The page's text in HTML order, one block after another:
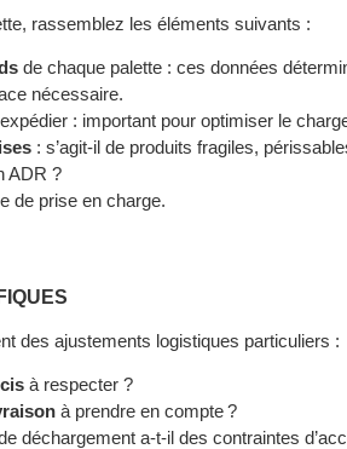
rassemblez les éléments suivants :
de chaque palette : ces données
nécessaire.
: important pour optimiser le
: s’agit-il de produits fragiles,
ADR ?
de prise en charge.
des ajustements logistiques particuliers :
à respecter ?
à prendre en compte ?
déchargement a-t-il des contraintes